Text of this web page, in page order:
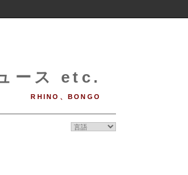
ース etc.
RHINO、BONGO